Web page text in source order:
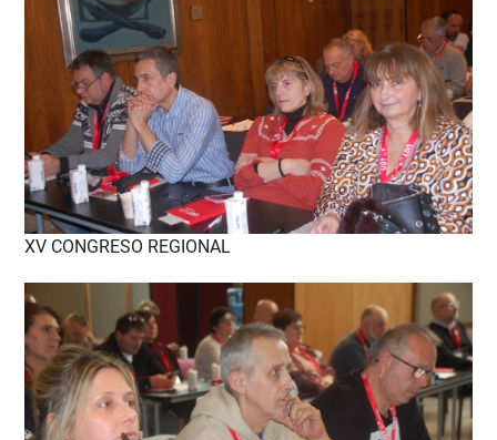
XV CONGRESO REGIONAL